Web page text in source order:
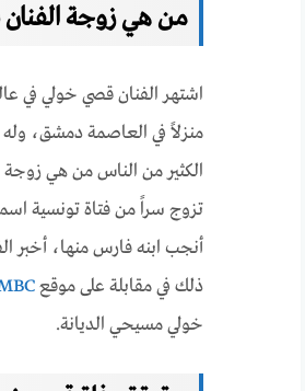
من هي زوجة
اشتهر الفنان قصي خولي في
منزلاً في العاصمة دمشق،
الكثير من الناس من هي زوجة
تزوج سراً من فتاة تونسية
أنجب ابنه فارس منها، أخبر
ذلك في مقابلة على موقع
خولي مسيحي الديانة.